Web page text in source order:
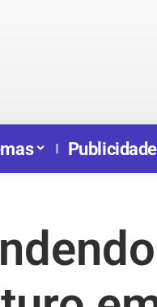
Publicidade